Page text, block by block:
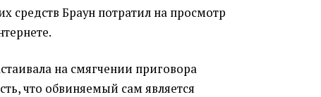
средств Браун потратил на просмотр
на смягчении приговора
что обвиняемый сам является